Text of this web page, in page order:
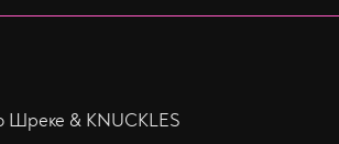
Шреке & KNUCKLES